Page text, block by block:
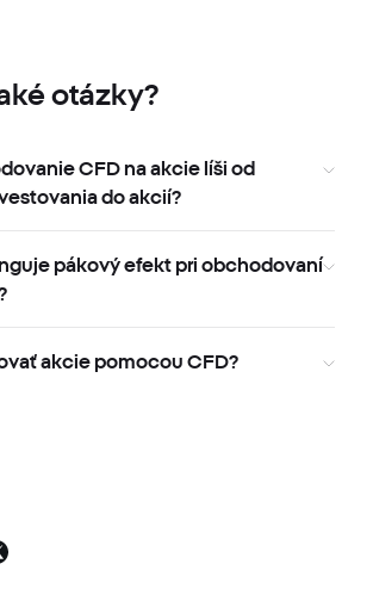
otázky?
CFD na akcie líši od
do akcií?
pákový efekt pri obchodovaní
akcie pomocou CFD?